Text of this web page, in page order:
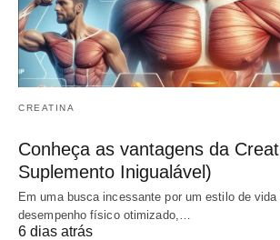
CREATINA
Conheça as vantagens da
Suplemento Inigualável)
Em uma busca incessante por um estilo de
desempenho físico otimizado,…
6 dias atrás